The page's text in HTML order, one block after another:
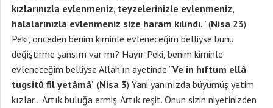
kızlarınızla evlenmeniz, teyzelerinizle evlenmeniz,
halalarınızla evlenmeniz size haram kılındı.” (Nisa 23)
Peki, önceden benim kiminle evleneceğim belliyse bunu
değiştirme şansım var mı? Hayır. Peki, benim kiminle
evleneceğim belliyse Allah’ın ayetinde “Ve in hıftum ellâ
tugsitû fil yetâmâ” (Nisa 3) Yani yanınızda büyümüş yetim
kızlar… Artık buluğa ermiş. Artık reşit. Onun sizin niyetinizden